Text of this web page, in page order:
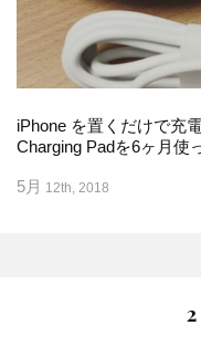
iPhone を置くだけで充
Charging Padを6ヶ月使
5月 12th, 2018